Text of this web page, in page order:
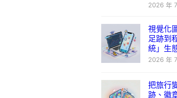
2026 年
視覺化
足跡到
統」生
2026 年
把旅行
跡、徽